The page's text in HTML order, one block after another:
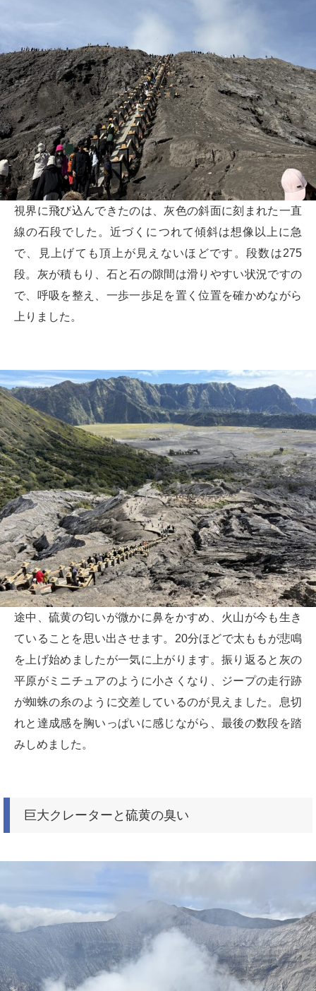
視界に飛び込んできたのは、灰色の斜面に刻まれた一直
線の石段でした。近づくにつれて傾斜は想像以上に急
で、見上げても頂上が見えないほどです。段数は275
段。灰が積もり、石と石の隙間は滑りやすい状況ですの
で、呼吸を整え、一歩一歩足を置く位置を確かめながら
上りました。
途中、硫黄の匂いが微かに鼻をかすめ、火山が今も生き
ていることを思い出させます。20分ほどで太ももが悲鳴
を上げ始めましたが一気に上がります。振り返ると灰の
平原がミニチュアのように小さくなり、ジープの走行跡
が蜘蛛の糸のように交差しているのが見えました。息切
れと達成感を胸いっぱいに感じながら、最後の数段を踏
みしめました。
巨大クレーターと硫黄の臭い